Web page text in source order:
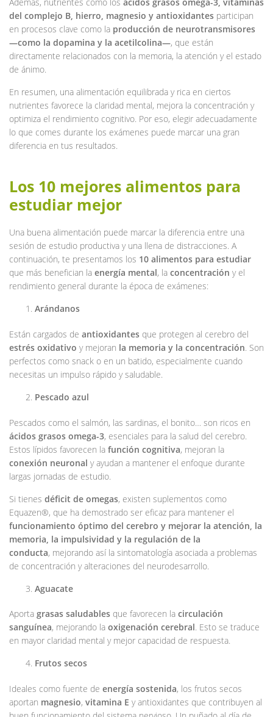
del complejo B, hierro, magnesio y antioxidantes participan
en procesos clave como la producción de neurotransmisores
—como la dopamina y la acetilcolina—, que están
directamente relacionados con la memoria, la atención y el estado
de ánimo.
En resumen, una alimentación equilibrada y rica en ciertos
nutrientes favorece la claridad mental, mejora la concentración y
optimiza el rendimiento cognitivo. Por eso, elegir adecuadamente
lo que comes durante los exámenes puede marcar una gran
diferencia en tus resultados.
Los 10 mejores alimentos para
estudiar mejor
Una buena alimentación puede marcar la diferencia entre una
sesión de estudio productiva y una llena de distracciones. A
continuación, te presentamos los 10 alimentos para estudiar
que más benefician la energía mental, la concentración y el
rendimiento general durante la época de exámenes:
Arándanos
Están cargados de antioxidantes que protegen al cerebro del
estrés oxidativo y mejoran la memoria y la concentración. Son
perfectos como snack o en un batido, especialmente cuando
necesitas un impulso rápido y saludable.
Pescado azul
Pescados como el salmón, las sardinas, el bonito… son ricos en
ácidos grasos omega-3, esenciales para la salud del cerebro.
Estos lípidos favorecen la función cognitiva, mejoran la
conexión neuronal y ayudan a mantener el enfoque durante
largas jornadas de estudio.
Si tienes déficit de omegas, existen suplementos como
Equazen®, que ha demostrado ser eficaz para mantener el
funcionamiento óptimo del cerebro y mejorar la atención, la
memoria, la impulsividad y la regulación de la
conducta, mejorando así la sintomatología asociada a problemas
de concentración y alteraciones del neurodesarrollo.
Aguacate
Aporta grasas saludables que favorecen la circulación
sanguínea, mejorando la oxigenación cerebral. Esto se traduce
en mayor claridad mental y mejor capacidad de respuesta.
Frutos secos
Ideales como fuente de energía sostenida, los frutos secos
aportan magnesio, vitamina E y antioxidantes que contribuyen al